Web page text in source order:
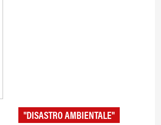
"DISASTRO AMBIENTALE"